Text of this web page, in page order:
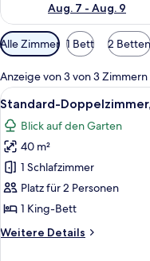
Aug. 7 - Aug. 9
Verfügbare
Filter
für
Zimmer
Alle Zimmer 1 Bett 2 Betten
Anzeige von 3 von 3 Zimmern
Alle
Fotos
für
Standard-
Doppelzimmer,
1 King-
Bett
8
Standard-
Blick auf den Garten
40 m²
1 Schlafzimmer
Platz für 2 Personen
1 King-Bett
Weitere Details
Weitere